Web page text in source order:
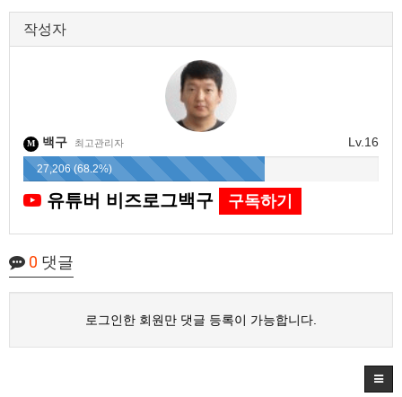
작성자
Lv.16
M 백구 최고관리자
27,206 (68.2%)
유튜버 비즈로그백구 구독하기
0 댓글
로그인한 회원만 댓글 등록이 가능합니다.